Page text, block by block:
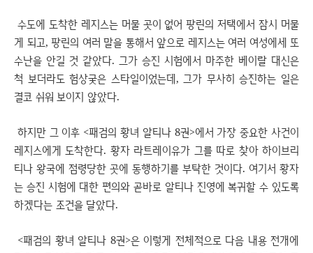
수도에 도착한 레지스는 머물 곳이 없어 팡린의 저택에서 잠시 머물
게 되고, 팡린의 여러 말을 통해서 앞으로 레지스는 여러 여성에세 또
수난을 안길 것 같았다. 그가 승진 시험에서 마주한 베이랄 대신은
척 보더라도 험상궂은 스타일이었는데, 그가 무사히 승진하는 일은
결코 쉬워 보이지 않았다.
하지만 그 이후 <패검의 황녀 알티나 8권>에서 가장 중요한 사건이
레지스에게 도착한다. 황자 라트레이유가 그를 따로 찾아 하이브리
티나 왕국에 점령당한 곳에 동행하기를 부탁한 것이다. 여기서 황자
는 승진 시험에 대한 편의와 곧바로 알티나 진영에 복귀할 수 있도록
하겠다는 조건을 달았다.
<패검의 황녀 알티나 8권>은 이렇게 전체적으로 다음 내용 전개에